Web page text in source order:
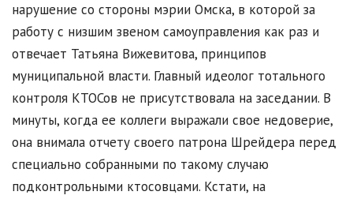
нарушение со стороны мэрии Омска, в которой за
работу с низшим звеном самоуправления как раз и
отвечает Татьяна Вижевитова, принципов
муниципальной власти. Главный идеолог тотального
контроля КТОСов не присутствовала на заседании. В
минуты, когда ее коллеги выражали свое недоверие,
она внимала отчету своего патрона Шрейдера перед
специально собранными по такому случаю
подконтрольными ктосовцами. Кстати, на